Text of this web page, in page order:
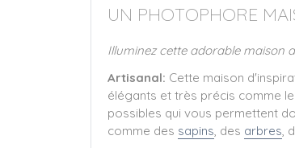
UN PHOTOPHORE
Illuminez cette adorable maison
Artisanal: Cette maison
élégants et très précis comme
possibles qui vous permettent
comme des sapins , des arbres ,